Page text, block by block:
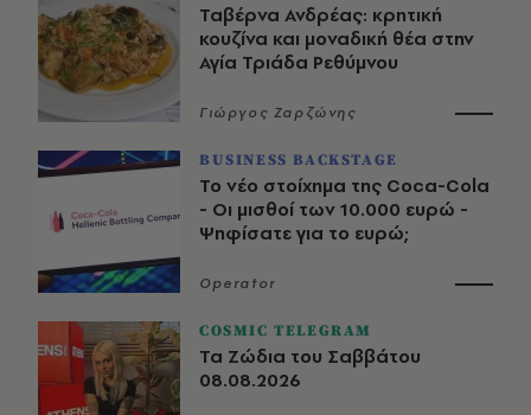
Ταβέρνα Ανδρέας: κρητική
κουζίνα και μοναδική θέα στην
Αγία Τριάδα Ρεθύμνου
Γιώργος Ζαρζώνης
BUSINESS BACKSTAGE
Το νέο στοίχημα της Coca-Cola
- Οι μισθοί των 10.000 ευρώ -
Ψηφίσατε για το ευρώ;
Operator
COSMIC TELEGRAM
Τα Ζώδια του Σαββάτου
08.08.2026